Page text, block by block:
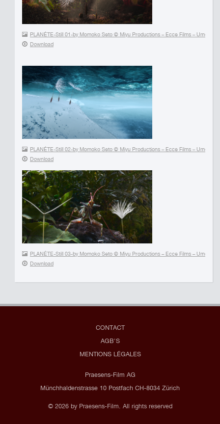
PLANÉTE-Still 01-by Momoko Seto © Miyu Productions – Ecce Films – Umedia
Download
PLANÉTE-Still 02-by Momoko Seto © Miyu Productions – Ecce Films – Umedia
Download
PLANÉTE-Still 03-by Momoko Seto © Miyu Productions – Ecce Films – Umedia
Download
CONTACT
AGB'S
MENTIONS LÉGALES
Praesens-Film AG
Münchhaldenstrasse 10 Postfach CH-8034 Zürich
© 2026 by Praesens-Film. All rights reserved